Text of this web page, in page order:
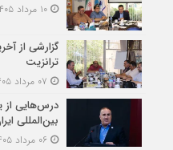
۱۰ مرداد ۱۴۰۵ - ۸:۱۱
گزارشی از
ترانزیت
درس‌هایی از
بین‌المللی